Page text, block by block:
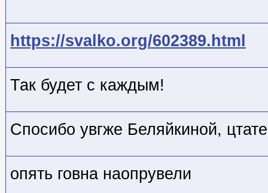
https://svalko.org/602389.html
Так будет с каждым!
Спосибо увгже Беляйкиной,
опять говна наопрувели